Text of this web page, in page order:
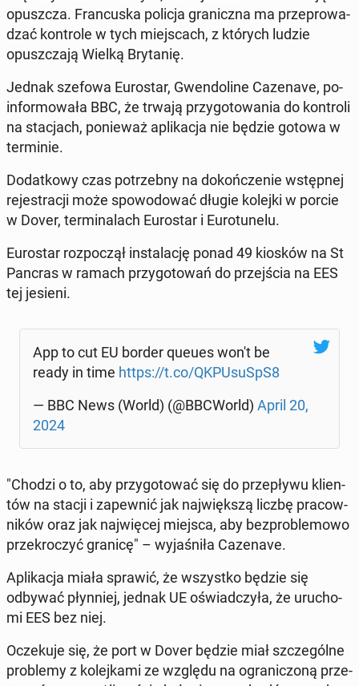
opusz­cza. Fran­cu­ska policja gra­nicz­na ma prze­pro­wa­
dzać kon­tro­le w tych miej­scach, z których ludzie
opusz­cza­ją Wielką Bry­ta­nię.
Jednak szefowa Eu­ro­star, Gwen­do­li­ne Ca­ze­na­ve, po­
in­for­mo­wa­ła BBC, że trwają przy­go­to­wa­nia do kon­tro­li
na sta­cjach, po­nie­waż apli­ka­cja nie będzie gotowa w
ter­mi­nie.
Do­dat­ko­wy czas po­trzeb­ny na do­koń­cze­nie wstęp­nej
re­je­stra­cji może spo­wo­do­wać długie kolejki w porcie
w Dover, ter­mi­na­lach Eu­ro­star i Eu­ro­tu­ne­lu.
Eu­ro­star roz­po­czął in­sta­la­cję ponad 49 kiosków na St
Pancras w ramach przy­go­to­wań do przej­ścia na EES
tej jesieni.
App to cut EU border queues won't be
ready in time https://t.co/QK­PU­su­SpS8
— BBC News (World) (@BBCWorld) April 20,
2024
"Chodzi o to, aby przy­go­to­wać się do prze­pły­wu klien­
tów na stacji i za­pew­nić jak naj­więk­szą liczbę pra­cow­
ni­ków oraz jak naj­wię­cej miejsca, aby bez­pro­ble­mo­wo
prze­kro­czyć granicę" – wy­ja­śni­ła Ca­ze­na­ve.
Apli­ka­cja miała sprawić, że wszyst­ko będzie się
odbywać płyn­niej, jednak UE oświad­czy­ła, że uru­cho­
mi EES bez niej.
Ocze­ku­je się, że port w Dover będzie miał szcze­gól­ne
pro­ble­my z ko­lej­ka­mi ze względu na ogra­ni­czo­ną prze­